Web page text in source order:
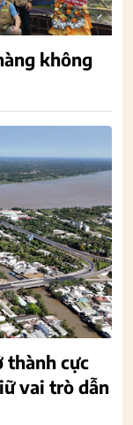
không
thành cực
vai trò dẫn